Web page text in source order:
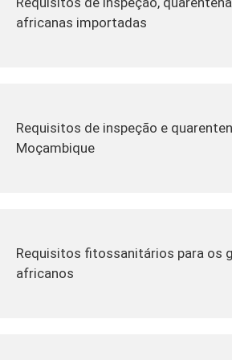
africanas importadas
Requisitos de inspeção e
Moçambique
Requisitos fitossanitários para os
africanos